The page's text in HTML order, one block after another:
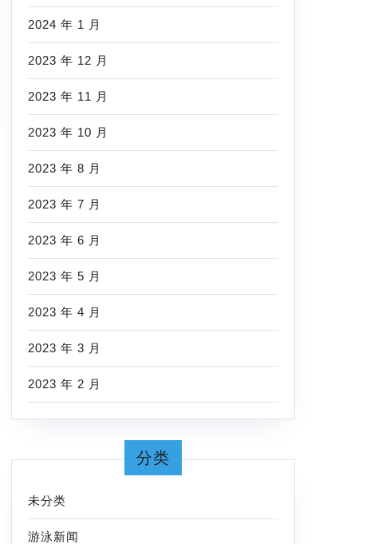
2024 年 1 月
2023 年 12 月
2023 年 11 月
2023 年 10 月
2023 年 8 月
2023 年 7 月
2023 年 6 月
2023 年 5 月
2023 年 4 月
2023 年 3 月
2023 年 2 月
分类
未分类
游泳新闻